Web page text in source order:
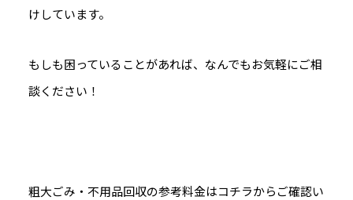
けしています。
もしも困っていることがあれば、なんでもお気軽にご相
談ください！
粗大ごみ・不用品回収の参考料金はコチラからご確認い